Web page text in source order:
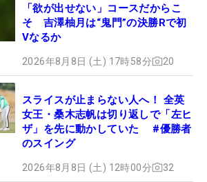
「欲が出せない」コースだからこ
そ 吉澤柚月は“鬼門”の決勝Rで初
Vなるか
2026年8月8日 (土) 17時58分 20
スライスが止まらない人へ！ 全英
女王・桑木志帆は切り返しで「左ヒ
ザ」を先に動かしていた #優勝者
のスイング
2026年8月8日 (土) 12時00分 32